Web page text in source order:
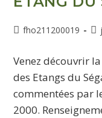
fho211200019
Venez découvrir
des Etangs du
commentées par
2000.